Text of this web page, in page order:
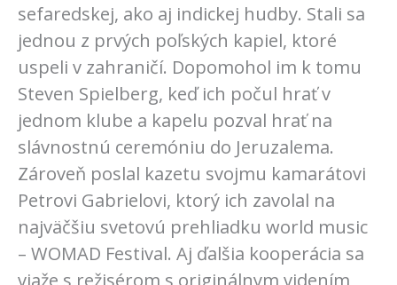
sefaredskej, ako aj indickej hudby. Stali sa
jednou z prvých poľských kapiel, ktoré
uspeli v zahraničí. Dopomohol im k tomu
Steven Spielberg, keď ich počul hrať v
jednom klube a kapelu pozval hrať na
slávnostnú ceremóniu do Jeruzalema.
Zároveň poslal kazetu svojmu kamarátovi
Petrovi Gabrielovi, ktorý ich zavolal na
najväčšiu svetovú prehliadku world music
– WOMAD Festival. Aj ďalšia kooperácia sa
viaže s režisérom s originálnym videním